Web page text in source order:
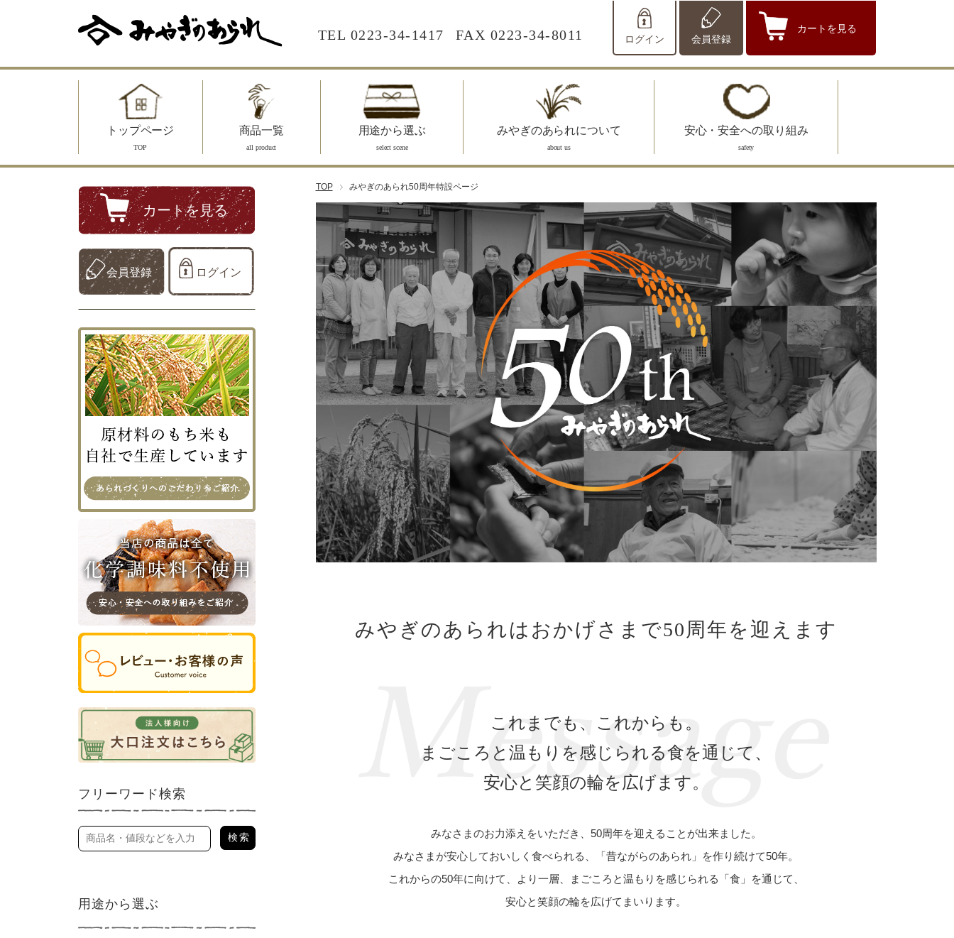
TEL 0223-34-1417 FAX 0223-34-8011 ログイン 会員登録
カートを見る
トップページ
TOP
商品一覧
all product
用途から選ぶ
select scene
みやぎのあられについて
about us
安心・安全への取り組み
safety
TOP みやぎのあられ50周年特設ページ
みやぎのあられはおかげさまで50周年を迎えます
これまでも、これからも。
まごころと温もりを感じられる食を通じて、
安心と笑顔の輪を広げます。
みなさまのお力添えをいただき、50周年を迎えることが出来ました。
みなさまが安心しておいしく食べられる、「昔ながらのあられ」を作り続けて50年。
これからの50年に向けて、より一層、まごころと温もりを感じられる「食」を通じて、
安心と笑顔の輪を広げてまいります。
カートを見る
会員登録 ログイン
フリーワード検索
用途から選ぶ